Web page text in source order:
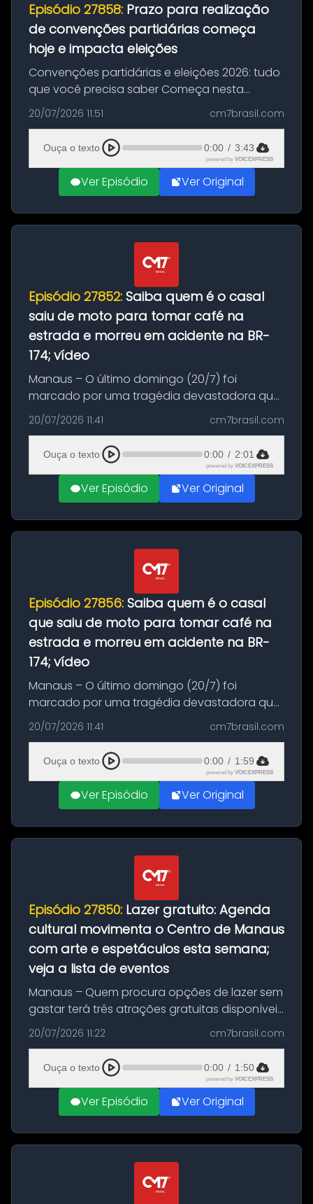
Episódio 27858: Prazo para realização
de convenções partidárias começa
hoje e impacta eleições
Convenções partidárias e eleições 2026: tudo
que você precisa saber Começa nesta
segunda-feira e vai até 5 de agosto o prazo
para que partidos políticos e federações
partidárias realizem suas convençõ...
20/07/2026 11:51 cm7brasil.com
Ouça o texto 0:00 / 3:43
powered by VOICEXPRESS
Ver Episódio Ver Original
Episódio 27852: Saiba quem é o casal
saiu de moto para tomar café na
estrada e morreu em acidente na BR-
174; vídeo
Manaus – O último domingo (20/7) foi
marcado por uma tragédia devastadora que
resultou na morte precoce de dois jovens na
BR-174, na zona rural de Manaus. Um passeio
com destino a um típico café regio...
20/07/2026 11:41 cm7brasil.com
Ouça o texto 0:00 / 2:01
powered by VOICEXPRESS
Ver Episódio Ver Original
Episódio 27856: Saiba quem é o casal
que saiu de moto para tomar café na
estrada e morreu em acidente na BR-
174; vídeo
Manaus – O último domingo (20/7) foi
marcado por uma tragédia devastadora que
resultou na morte precoce de dois jovens na
BR-174, na zona rural de Manaus. Um passeio
com destino a um típico café regio...
20/07/2026 11:41 cm7brasil.com
Ouça o texto 0:00 / 1:59
powered by VOICEXPRESS
Ver Episódio Ver Original
Episódio 27850: Lazer gratuito: Agenda
cultural movimenta o Centro de Manaus
com arte e espetáculos esta semana;
veja a lista de eventos
Manaus – Quem procura opções de lazer sem
gastar terá três atrações gratuitas disponíveis
entre esta segunda-feira (20) e quinta-feira
(23). A programação inclui uma exposição
dedicada à história das ...
20/07/2026 11:22 cm7brasil.com
Ouça o texto 0:00 / 1:50
powered by VOICEXPRESS
Ver Episódio Ver Original